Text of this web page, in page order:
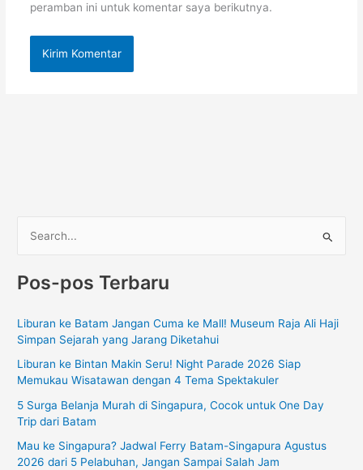
peramban ini untuk komentar saya berikutnya.
r
u
n
t
Pos-pos Terbaru
Liburan ke Batam Jangan Cuma ke Mall! Museum Raja Ali Haji
Simpan Sejarah yang Jarang Diketahui
Liburan ke Bintan Makin Seru! Night Parade 2026 Siap
Memukau Wisatawan dengan 4 Tema Spektakuler
5 Surga Belanja Murah di Singapura, Cocok untuk One Day
Trip dari Batam
Mau ke Singapura? Jadwal Ferry Batam-Singapura Agustus
2026 dari 5 Pelabuhan, Jangan Sampai Salah Jam